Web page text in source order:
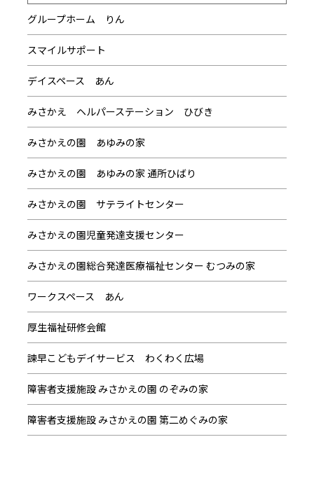
グループホーム りん
スマイルサポート
デイスペース あん
みさかえ ヘルパーステーション ひびき
みさかえの園 あゆみの家
みさかえの園 あゆみの家 通所ひばり
みさかえの園 サテライトセンター
みさかえの園児童発達支援センター
みさかえの園総合発達医療福祉センター むつみの家
ワークスペース あん
厚生福祉研修会館
諫早こどもデイサービス わくわく広場
障害者支援施設 みさかえの園 のぞみの家
障害者支援施設 みさかえの園 第二めぐみの家